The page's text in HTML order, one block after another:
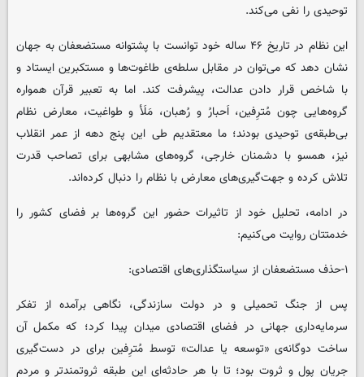
توحیدی را نفی می‌کند.
این نظام در تاریخ ۴۶ ساله خود توانست با پشتوانه مستضعفان به جهان
نشان دهد که می‌توان در مقابل سلطه‌ی طاغوت‌ها و مستکبرین ایستاد و
با شاخص قرار دادن عدالت، پیشرفت کند. اما به تعبیر قرآن همواره
گروه‌هایی چون مُترِفین، اَحبارُ و رُهبان، مَلَأ و طواغیت، معارض نظام
بی‌طبقه‌ی توحیدی بودند؛ ما معتقدیم طی این پنج دهه از عمر انقلاب
نیز، همسو با دشمنان خارجی، گروه‌های مشابهی برای تصاحب قدرت
تلاش کرده‌ و جهت‌گیری‌های معارض با نظام را دنبال کرده‌اند.
در ادامه، تحلیل خود از تاثیرات حضور این گروه‌ها بر فضای کشور را
خدمتتان روایت می‌کنیم:
۱-حذف مستضعفان از سیاستگذاری‌های اقتصادی:
پس از جنگ تحمیلی و در دولت سازندگی، نگاهی برآمده از تفکر
سرمایه‌داری جهانی در فضای اقتصادی میدان پیدا کرد؛ که مکمل آن
ساخت دوگانه‌ی «توسعه یا عدالت» توسط مُترِفین برای در دست‌گیری
جریان پول و ثروت بود؛ تا با هر حادثه‌ای این طبقه ثروتمندتر و مردم